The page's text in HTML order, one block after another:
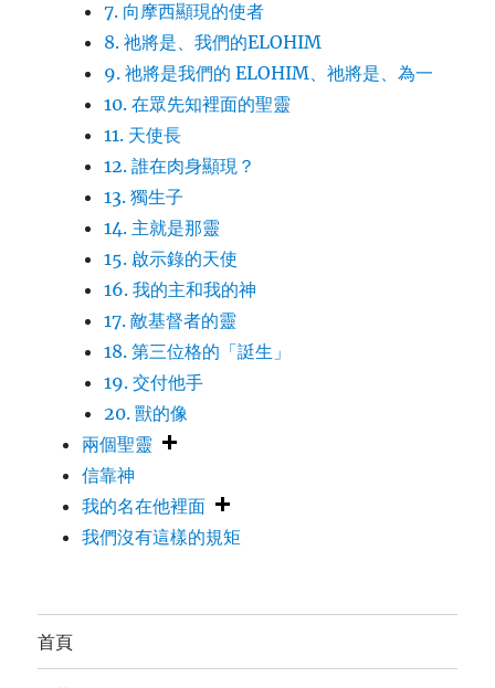
7. 向摩西顯現的使者
8. 祂將是、我們的ELOHIM
9. 祂將是我們的 ELOHIM、祂將是、為一
10. 在眾先知裡面的聖靈
11. 天使長
12. 誰在肉身顯現？
13. 獨生子
14. 主就是那靈
15. 啟示錄的天使
16. 我的主和我的神
17. 敵基督者的靈
18. 第三位格的「誔生」
19. 交付他手
20. 獸的像
兩個聖靈
信靠神
我的名在他裡面
我們沒有這樣的規矩
首頁